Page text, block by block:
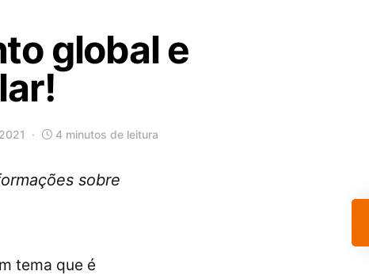
global e
4 minutos de leitura
sobre
tema que é